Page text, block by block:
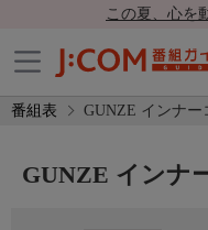
この夏、心を
番組表 GUNZE インナー
GUNZE インナ